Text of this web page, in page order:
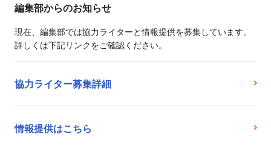
編集部からのお知らせ
現在、編集部では協力ライターと情報提供を募集しています。
詳しくは下記リンクをご確認ください。
協力ライター募集詳細
情報提供はこちら